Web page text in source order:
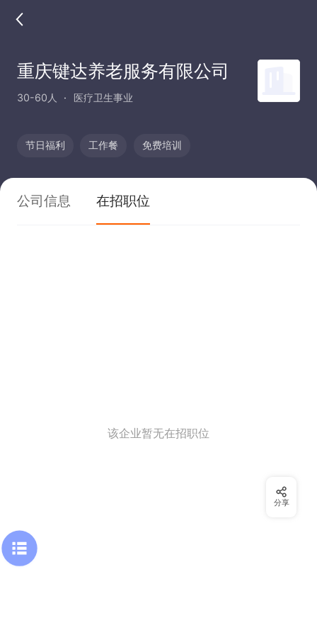
重庆键达养老服务有限公司
30-60人 医疗卫生事业
节日福利 工作餐 免费培训
公司信息 在招职位
该企业暂无在招职位
分享